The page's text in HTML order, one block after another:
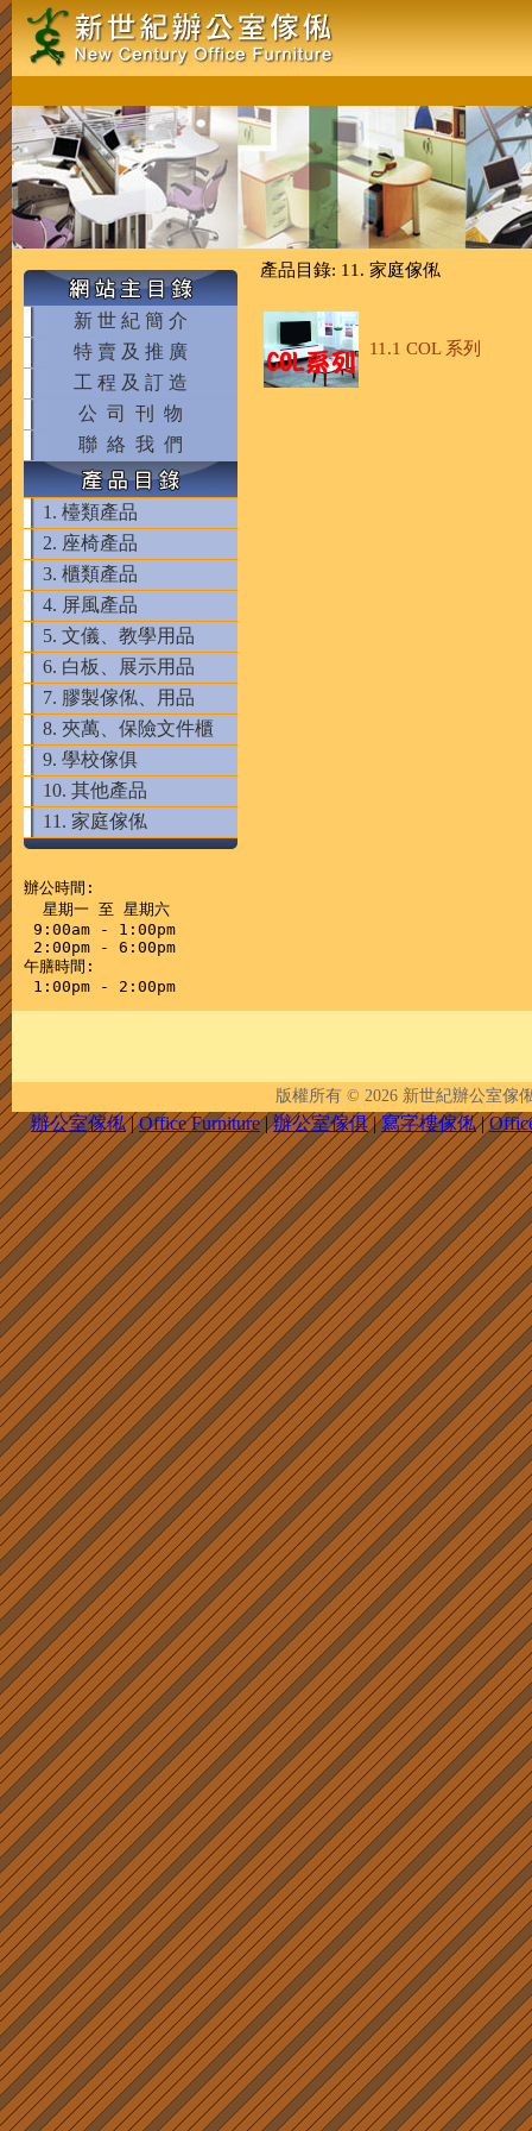
新 世 紀 簡 介
特 賣 及 推 廣
工 程 及 訂 造
公 司 刊 物
聯 絡 我 們
1. 檯類產品
2. 座椅產品
3. 櫃類產品
4. 屏風產品
5. 文儀、教學用品
6. 白板、展示用品
7. 膠製傢俬、用品
8. 夾萬、保險文件櫃
9. 學校傢俱
10. 其他產品
11. 家庭傢俬
辦公時間:
  星期一 至 星期六
9:00am - 1:00pm
2:00pm - 6:00pm
午膳時間:
產品目錄: 11. 家庭傢俬
11.1 COL 系列
版權所有 © 2026 新世紀辦公室傢
辦公室傢俬|Office Furniture|辦公室傢俱|寫字樓傢俬|